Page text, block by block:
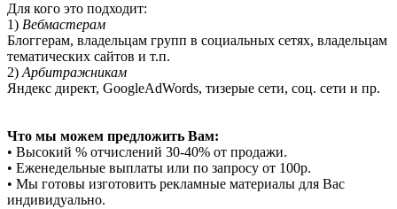
Для кого это подходит:
1) Вебмастерам
Блоггерам, владельцам групп в социальных сетях, владельцам
тематических сайтов и т.п.
2)Арбитражникам
Яндекс директ, GoogleAdWords, тизерые сети, соц. сети и пр.
Что мы можем предложить Вам:
• Высокий % отчислений 30-40% от продажи.
• Еженедельные выплаты или по запросу от 100р.
• Мы готовы изготовить рекламные материалы для Вас
индивидуально.